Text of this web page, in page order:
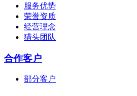
服务优势
荣誉资质
经营理念
猎头团队
合作客户
部分客户